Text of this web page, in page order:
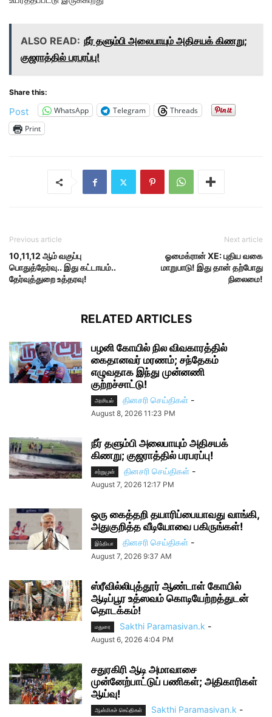
ALSO READ: நீர் தளும்பி அலைபாயும் அதிசயக் கிணறு;
குஜராத்தில் பரபரப்பு!
Share this:
Post WhatsApp Telegram
Threads
Print
Previous article
10,11,12 ஆம் வகுப்பு
பொதுத்தேர்வு.. இது கட்டாயம்..
தேர்வுத்துறை உத்தரவு!
Next article
ஓமைக்ரான் XE: புதிய வகை
மாறுபாடு! இது தான் தற்போது
நிலைமை!
RELATED ARTICLES
பழனி கோயில் நில விவகாரத்தில்
கைதானவர் மரணம்; சந்தேகம்
எழுவதாக இந்து முன்னணி
குற்றச்சாட்டு!
அரசியல் தினசரி செய்திகள் -
August 8, 2026 11:23 PM
நீர் தளும்பி அலைபாயும் அதிசயக்
கிணறு; குஜராத்தில் பரபரப்பு!
சற்றுமுன் தினசரி செய்திகள் -
August 7, 2026 12:17 PM
ஒரு கைத்தறி தயாரிப்பையாவது வாங்கி,
அதுகுறித்த வீடியோவை பகிருங்கள்!
இந்தியா தினசரி செய்திகள் -
August 7, 2026 9:37 AM
ஸ்ரீவில்லிபுத்தூர் ஆண்டாள் கோயில்
ஆடிப்பூர உத்ஸவம் கொடியேற்றத்துடன்
தொடக்கம்!
மதுரை Sakthi Paramasivan.k -
August 6, 2026 4:04 PM
சதுரகிரி ஆடி அமாவாசை
முன்னேற்பாட்டுப் பணிகள்; அதிகாரிகள்
ஆய்வு!
ஆன்மிகச் செய்திகள் Sakthi Paramasivan.k -